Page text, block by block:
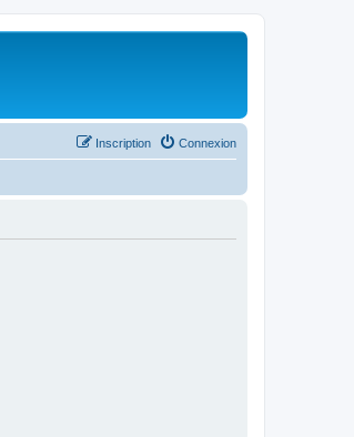
Connexion
Inscription